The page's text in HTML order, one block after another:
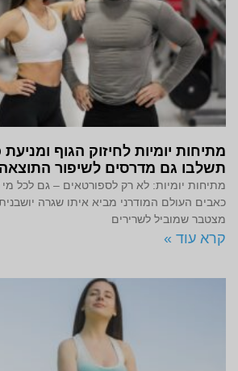
מתיחות יומיות לחיזוק הגוף
תשלבו גם מדרסים לשיפור התוצאה
מתיחות יומיות: לא רק לספורטאים – גם לכל מי
כאבים העולם המודרני מביא איתו שגרה
מצטבר שמוביל לשרירים
קרא עוד »